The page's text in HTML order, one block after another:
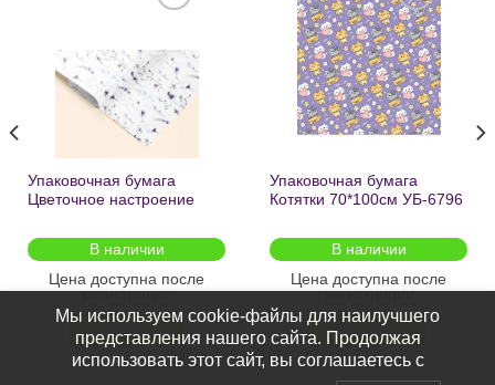
желаний
Упаковочная бумага
Цветочное настроение
2шт/
В наличии
Цена доступна после
регистрации
Добавить
в список
желаний
Упаковочная бумага
Котятки 70*100см УБ-6796
В наличии
Цена доступна после
регистрации
ПОДРОБНЕЕ
Мы используем cookie-файлы для наилучшего
представления нашего сайта. Продолжая
использовать этот сайт, вы соглашаетесь с